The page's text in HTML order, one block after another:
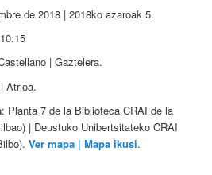
de 2018 | 2018ko azaroak 5.
| Gaztelera.
Atrioa.
: Planta 7 de la Biblioteca CRAI de la
| Deustuko Unibertsitateko CRAI
Ver mapa | Mapa ikusi.